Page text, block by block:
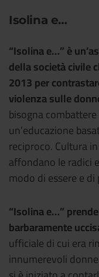
Isolina e…
“Isolina e…” è
della società civile
2013 per
violenza sulle
bisogna
un’educazione
reciproco. Cultura
affondano le radici
modo di essere e di
“Isolina e…”
barbaramente
ufficiale di cui era
innumerevoli